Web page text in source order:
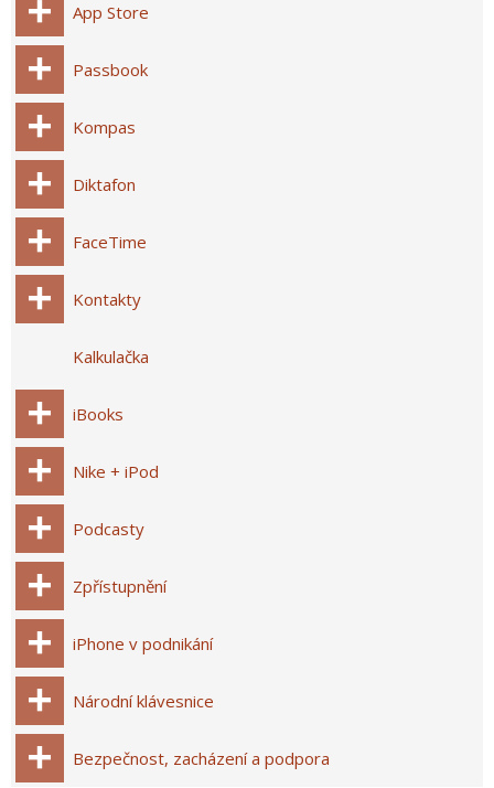
App Store
Passbook
Kompas
Diktafon
FaceTime
Kontakty
Kalkulačka
iBooks
Nike + iPod
Podcasty
Zpřístupnění
iPhone v podnikání
Národní klávesnice
Bezpečnost, zacházení a podpora